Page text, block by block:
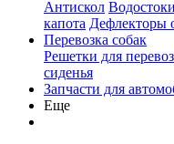
Антискол
капота Дефлекторы
Перевозка собак
Решетки для
сиденья
Запчасти для
Еще